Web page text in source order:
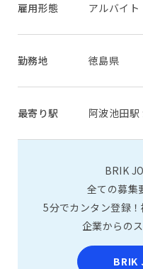
雇用形態 アルバイト
勤務地 徳島県
最寄り駅 阿波池田駅
BRIK
全ての募集
5分でカンタン登録！
企業からの
BRIK